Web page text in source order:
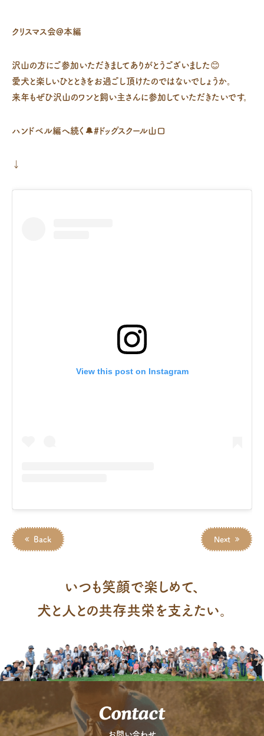
クリスマス会@本編
沢山の方にご参加いただきましてありがとうございました😊
愛犬と楽しいひとときをお過ごし頂けたのではないでしょうか。
来年もぜひ沢山のワンと飼い主さんに参加していただきたいです。
ハンドベル編へ続く🔔#ドッグスクール山口
↓
View this post on Instagram
Back Next
いつも笑顔で楽しめて、
犬と人との共存共栄を支えたい。
Contact
お問い合わせ